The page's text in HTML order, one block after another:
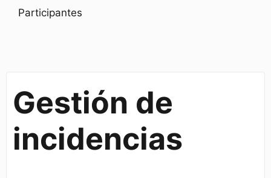
Participantes
Gestión de
incidencias